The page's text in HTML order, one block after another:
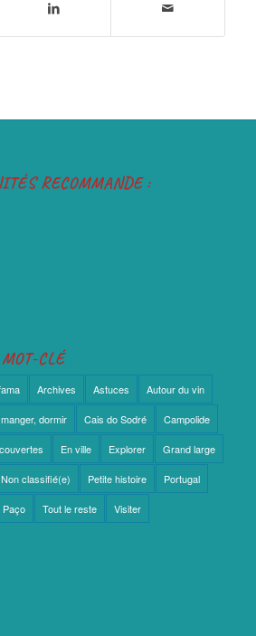
RECOMMANDE :
CLÉ
Archives Astuces Autour du vin
dormir Cais do Sodré Campolide
En ville Explorer Grand large
Non classifié(e) Petite histoire Portugal
Paço Tout le reste Visiter